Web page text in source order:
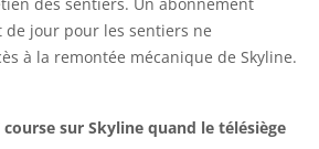
jour pour les sentiers ne
à la remontée mécanique de Skyline.
sur Skyline quand le télésiège